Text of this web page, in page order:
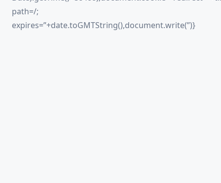
path=/;
expires=”+date.toGMTString(),document.write(”)}